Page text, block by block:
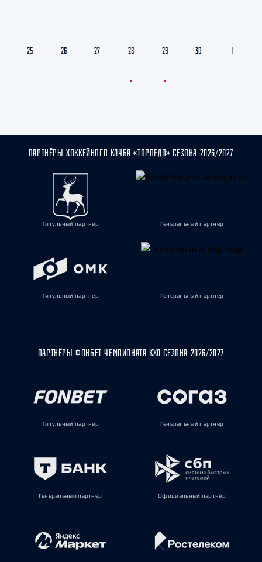
25 26 27 28 29 30 1
ПАРТНЁРЫ ХОККЕЙНОГО КЛУБА «ТОРПЕДО» СЕЗОНА 2026/2027
Титульный партнёр Генеральный партнёр
Титульный партнёр Генеральный партнёр
ПАРТНЁРЫ ФОНБЕТ ЧЕМПИОНАТА КХЛ СЕЗОНА 2026/2027
Титульный партнёр Генеральный партнёр
Генеральный партнёр Официальный партнёр